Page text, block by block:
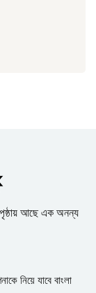
আছে এক অনন্য
নিয়ে যাবে বাংলা